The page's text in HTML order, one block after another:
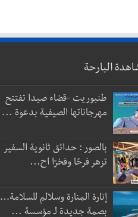
البارحة
طنبوريت -قضاء صيدا تفتتح
مهرجاناتها الصيفية بدعوة ...
بالصور : حدائق ثانوية السفير
تزهر فرحًا وفخرًا اح...
إنارة المنارة وسلالم للسلامة…
بصمة جديدة لـ مؤسسة ...